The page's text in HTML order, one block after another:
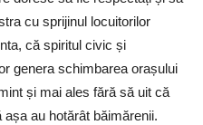
cu sprijinul locuitorilor
că spiritul civic și
genera schimbarea orașului
și mai ales fără să uit că
au hotărât băimărenii.